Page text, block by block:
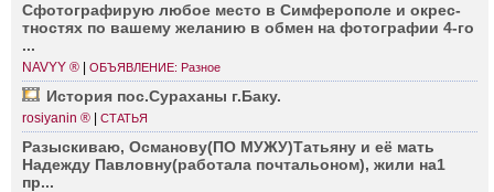
Сфото­графирую любое место в Симфе­рополе и окрес­
тностях по вашему желанию в обмен на фотог­рафии 4-го
...
NAVYY ® ОБЪЯВЛЕНИЕ: Разное
История пос.С­ураханы г.Баку.
rosiyanin ® СТАТЬЯ
Разыс­киваю, Осман­ову(ПО МУЖУ)­Татьяну и её мать
Надежду Павло­вну(работала почта­льоном), жили на1
пр...